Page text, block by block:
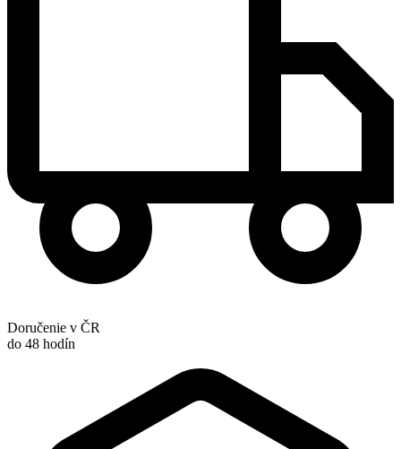
Doručenie v ČR
do 48 hodín